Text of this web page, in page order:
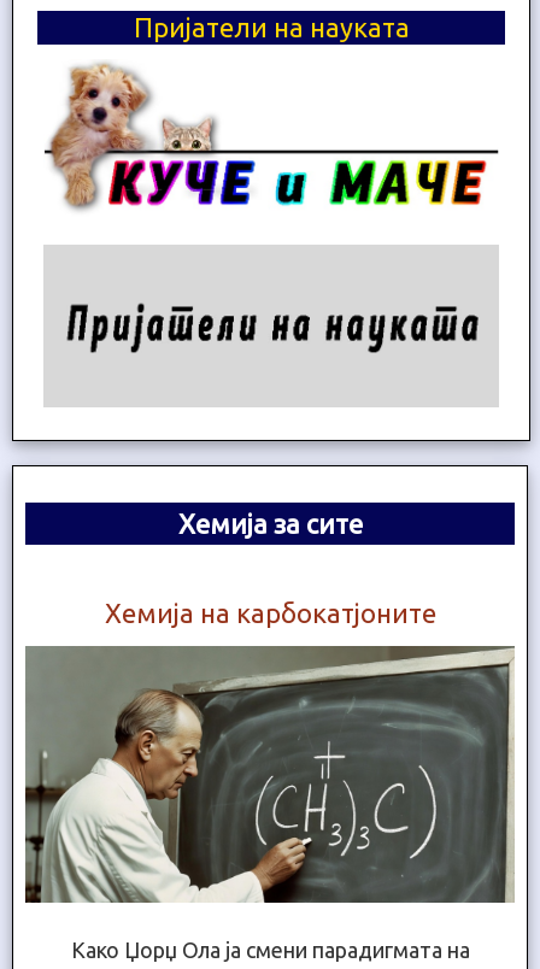
Пријатели на науката
Хемија за сите
Хемија на карбокатјоните
Како Џорџ Ола ја смени парадигмата на